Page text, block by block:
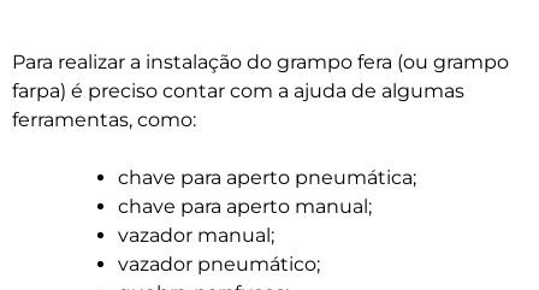
Para realizar a instalação do grampo fera (ou grampo
farpa) é preciso contar com a ajuda de algumas
ferramentas, como:
chave para aperto pneumática;
chave para aperto manual;
vazador manual;
vazador pneumático;